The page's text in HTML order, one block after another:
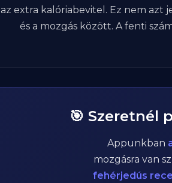
az extra kalóriabevitel. Ez nem azt
és a mozgás között. A fenti
🎯 Szeretnél
Appunkban
mozgásra van
fehérjedús